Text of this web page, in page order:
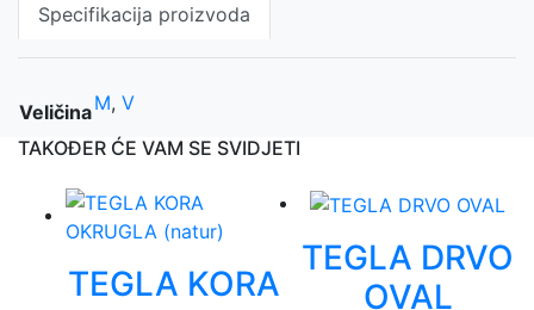
Specifikacija proizvoda
VeličinaM, V
TAKOĐER ĆE VAM SE SVIDJETI
TEGLA KORA
TEGLA DRVO
OVAL